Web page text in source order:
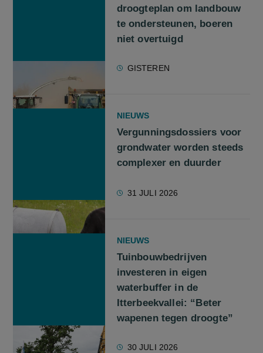
droogteplan om landbouw
te ondersteunen, boeren
niet overtuigd
GISTEREN
NIEUWS
Vergunningsdossiers voor
grondwater worden steeds
complexer en duurder
31 JULI 2026
NIEUWS
Tuinbouwbedrijven
investeren in eigen
waterbuffer in de
Itterbeekvallei: “Beter
wapenen tegen droogte”
30 JULI 2026